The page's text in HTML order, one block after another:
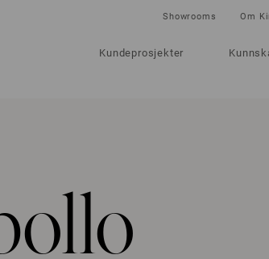
Kundeprosjekter
Showrooms Om